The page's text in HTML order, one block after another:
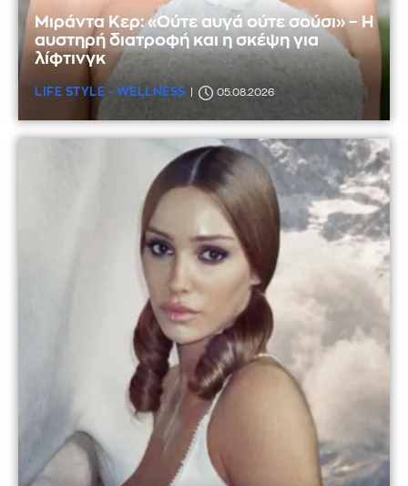
Μιράντα Κερ: «Ούτε αυγά ούτε σούσι» – Η
αυστηρή διατροφή και η σκέψη για
λίφτινγκ
LIFE STYLE - WELLNESS 05.08.2026